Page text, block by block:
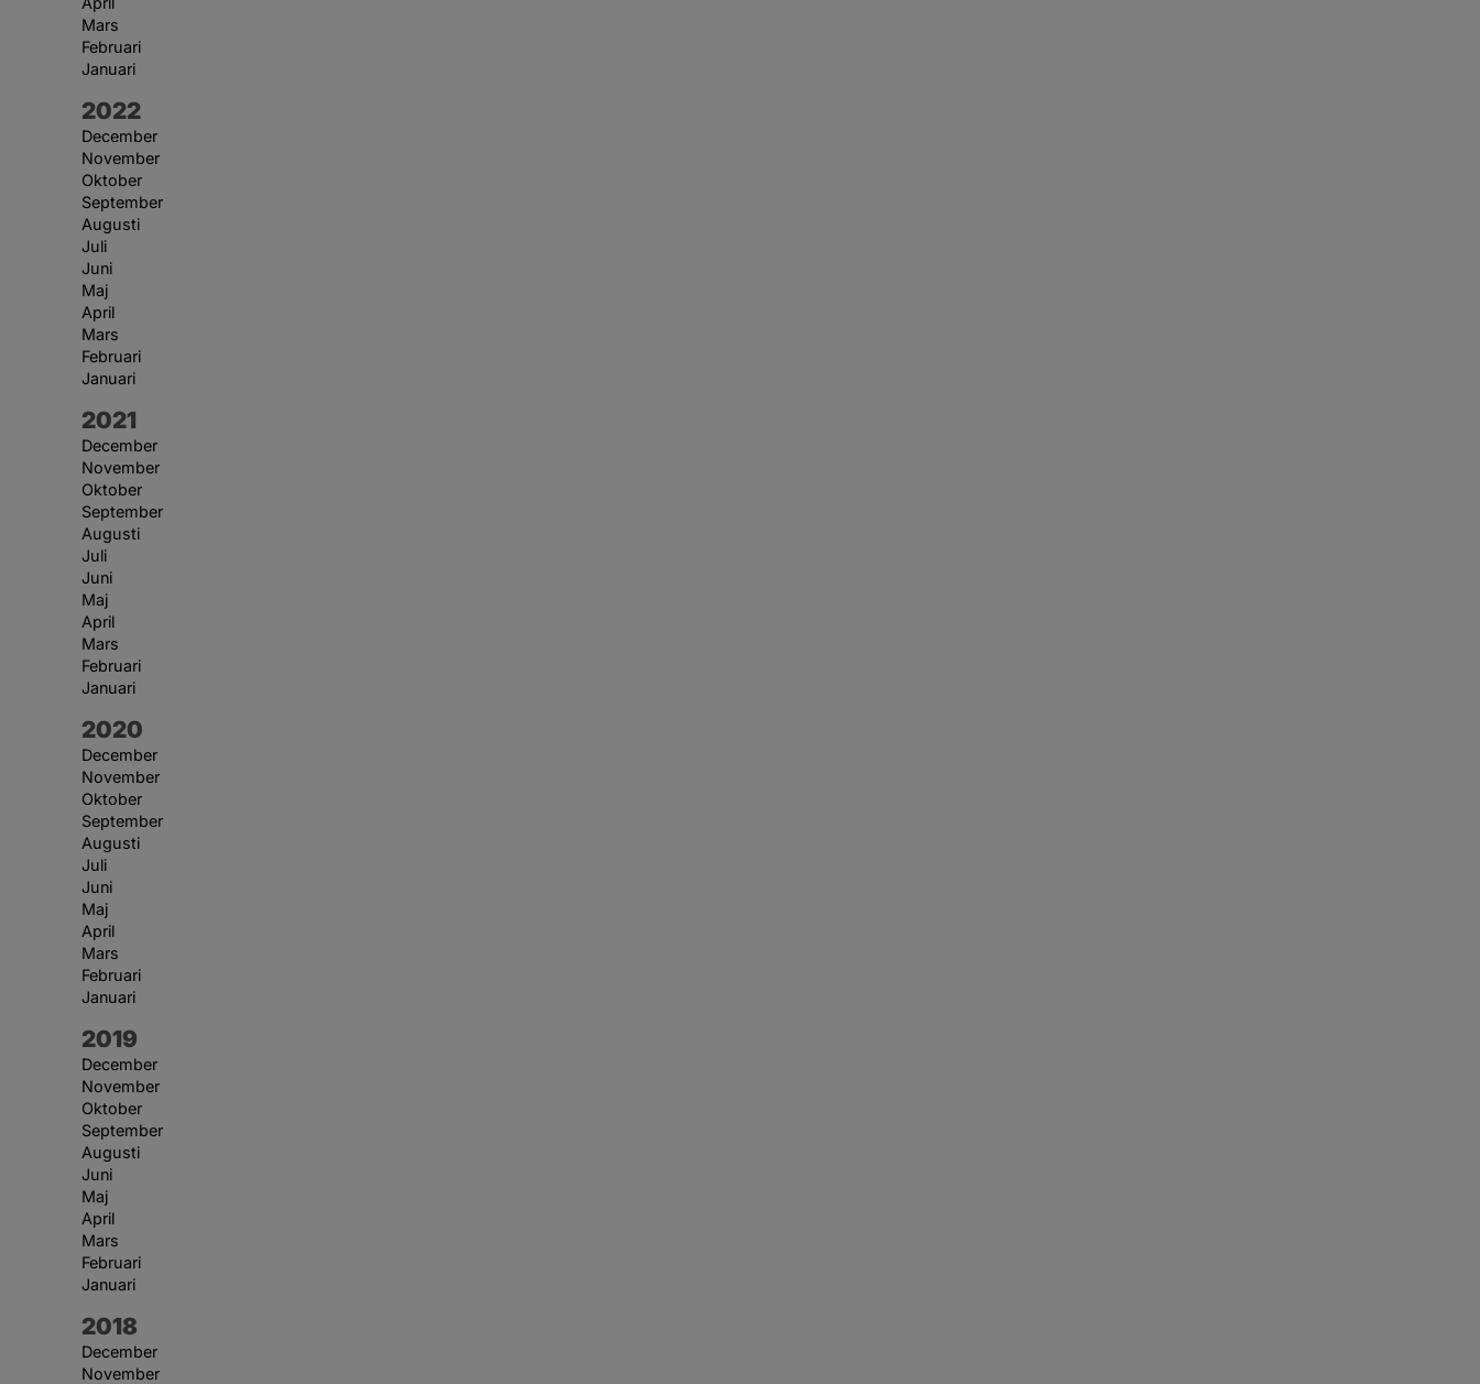
Mars
Februari
Januari
År:
2022
December
November
Oktober
September
Augusti
Juli
Juni
Maj
April
Mars
Februari
Januari
År:
2021
December
November
Oktober
September
Augusti
Juli
Juni
Maj
April
Mars
Februari
Januari
År:
2020
December
November
Oktober
September
Augusti
Juli
Juni
Maj
April
Mars
Februari
Januari
År:
2019
December
November
Oktober
September
Augusti
Juni
Maj
April
Mars
Februari
Januari
År:
2018
December
November